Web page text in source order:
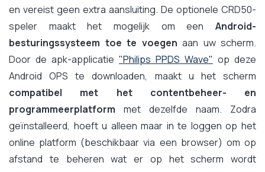
en vereist geen extra aansluiting. De optionele CRD50-
speler maakt het mogelijk om een Android-
besturingssysteem toe te voegen aan uw scherm.
Door de apk-applicatie "Philips PPDS Wave" op deze
Android OPS te downloaden, maakt u het scherm
compatibel met het contentbeheer- en
programmeerplatform met dezelfde naam. Zodra
geïnstalleerd, hoeft u alleen maar in te loggen op het
online platform (beschikbaar via een browser) om op
afstand te beheren wat er op het scherm wordt